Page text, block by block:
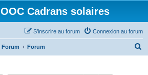
Cadrans solaires
Connexion au forum
S’inscrire au forum
Forum Forum